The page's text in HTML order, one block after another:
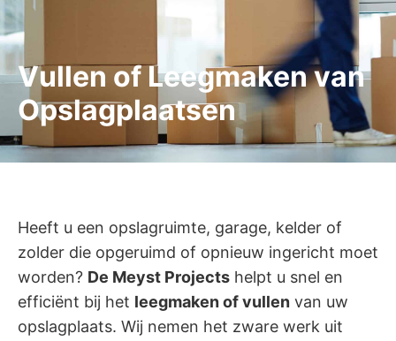
Vullen of Leegmaken van
Opslagplaatsen
Heeft u een opslagruimte, garage, kelder of
zolder die opgeruimd of opnieuw ingericht moet
worden? De Meyst Projects helpt u snel en
efficiënt bij het leegmaken of vullen van uw
opslagplaats. Wij nemen het zware werk uit